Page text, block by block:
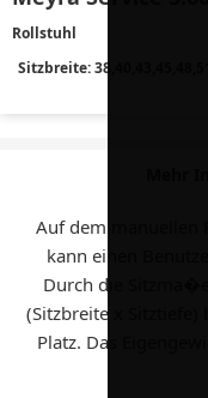
Rollstuhl
Sitzbreite: 38,40,43,45,48,51
Auf dem manuellen
kann einen
Durch die
(Sitzbreite x
Platz. Das